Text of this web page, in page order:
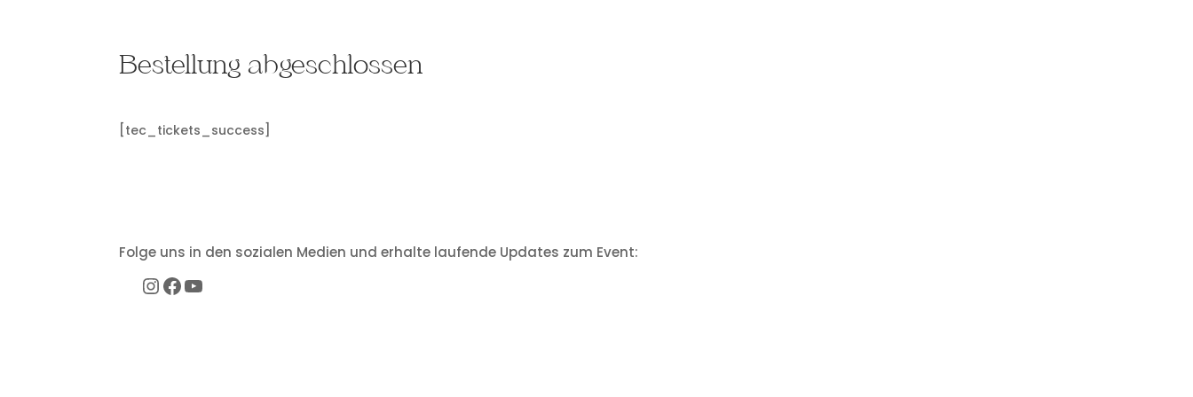
Bestellung abgeschlossen
[tec_tickets_success]
Folge uns in den sozialen Medien und erhalte laufende Updates zum Event:
Instagram
Facebook
YouTube